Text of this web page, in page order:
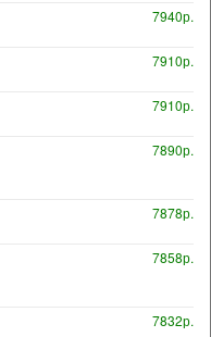
7940р.
7910р.
7910р.
7890р.
7878р.
7858р.
7832р.